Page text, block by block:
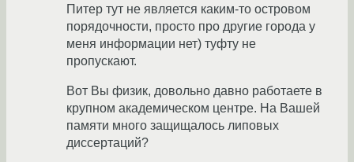
Питер тут не является каким-то островом
порядочности, просто про другие города у
меня информации нет) туфту не
пропускают.
Вот Вы физик, довольно давно работаете в
крупном академическом центре. На Вашей
памяти много защищалось липовых
диссертаций?